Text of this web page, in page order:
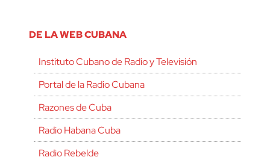
DE LA WEB CUBANA
Instituto Cubano de Radio y Televisión
Portal de la Radio Cubana
Razones de Cuba
Radio Habana Cuba
Radio Rebelde